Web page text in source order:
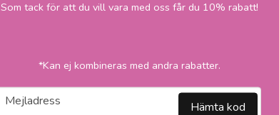
LÄGG I VARUKORGEN
Som tack för att du vill vara med oss får du 10% rabatt!
*Kan ej kombineras med andra rabatter.
email
Mejladress Hämta kod